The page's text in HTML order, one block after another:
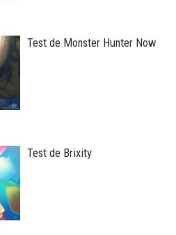
Test de Monster Hunter Now
Test de Brixity